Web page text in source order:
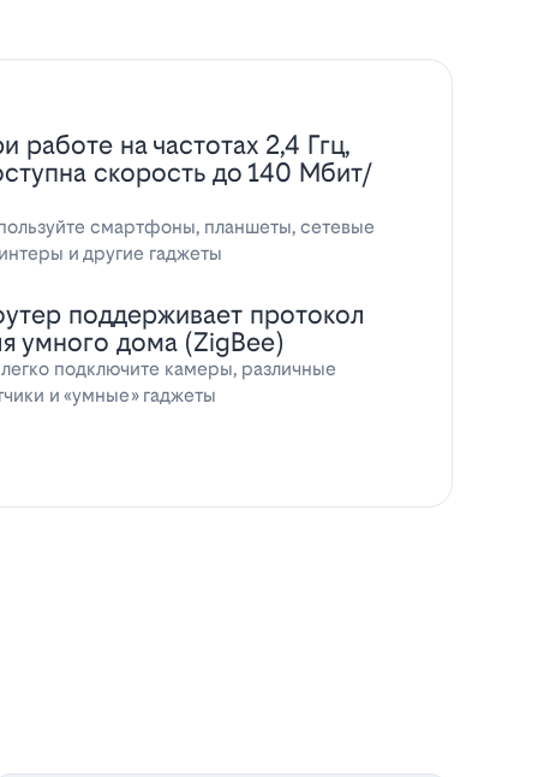
работе на частотах 2,4 Ггц,
скорость до 140 Мбит/
смартфоны, планшеты, сетевые
и другие гаджеты
поддерживает протокол
умного дома (ZigBee)
подключите камеры, различные
и «умные» гаджеты